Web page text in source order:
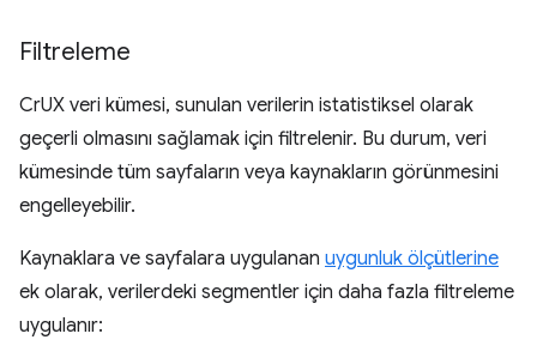
Filtreleme
CrUX veri kümesi, sunulan verilerin istatistiksel olarak
geçerli olmasını sağlamak için filtrelenir. Bu durum, veri
kümesinde tüm sayfaların veya kaynakların görünmesini
engelleyebilir.
Kaynaklara ve sayfalara uygulanan uygunluk ölçütlerine
ek olarak, verilerdeki segmentler için daha fazla filtreleme
uygulanır: